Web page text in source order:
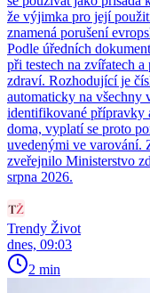
že výjimka pro její
znamená porušení
Podle úředních
při testech na zvířatech
zdraví. Rozhodující je
automaticky na všechny
identifikované přípravky
doma, vyplatí se proto
uvedenými ve varování.
zveřejnilo Ministerstvo
srpna 2026.
Trendy Život
dnes, 09:03
2 min